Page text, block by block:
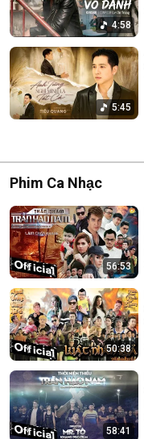
4:58
5:45
Phim Ca Nhạc
56:53
50:38
58:41